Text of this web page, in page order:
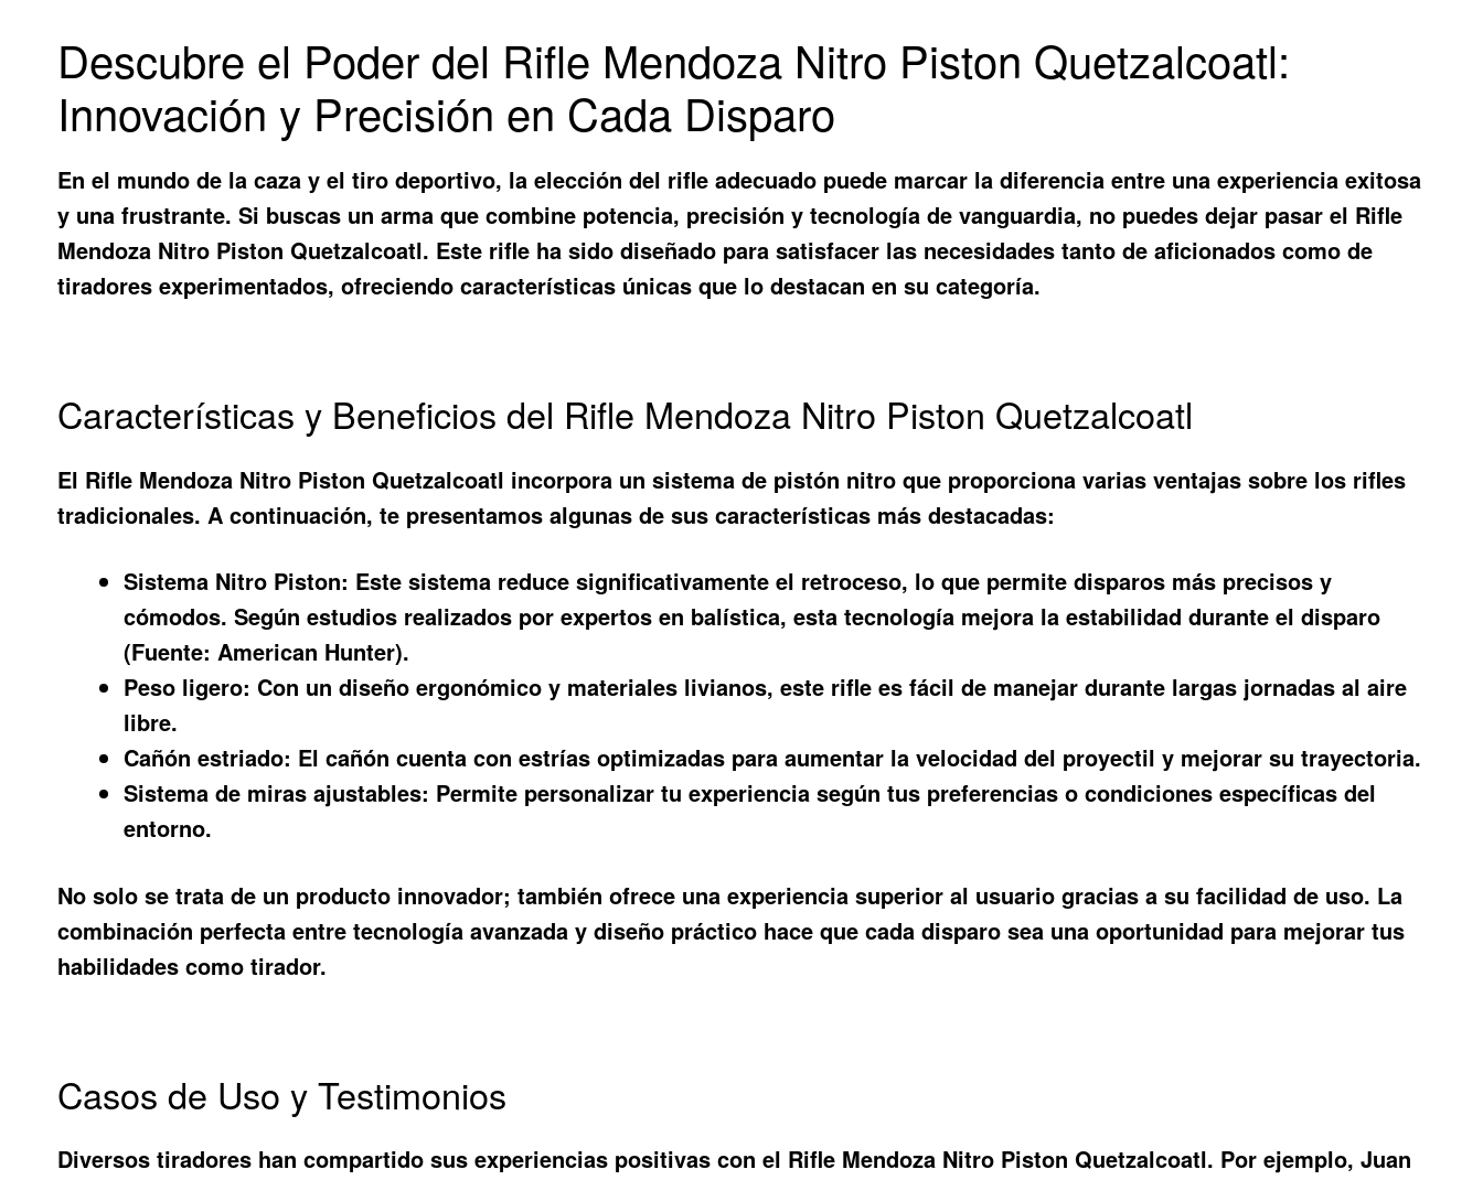
Descubre el Poder del Rifle Mendoza Nitro Piston Quetzalcoatl:
Innovación y Precisión en Cada Disparo
En el mundo de la caza y el tiro deportivo, la elección del rifle adecuado puede marcar la diferencia entre una experiencia exitosa
y una frustrante. Si buscas un arma que combine potencia, precisión y tecnología de vanguardia, no puedes dejar pasar el Rifle
Mendoza Nitro Piston Quetzalcoatl. Este rifle ha sido diseñado para satisfacer las necesidades tanto de aficionados como de
tiradores experimentados, ofreciendo características únicas que lo destacan en su categoría.
Características y Beneficios del Rifle Mendoza Nitro Piston Quetzalcoatl
El Rifle Mendoza Nitro Piston Quetzalcoatl incorpora un sistema de pistón nitro que proporciona varias ventajas sobre los rifles
tradicionales. A continuación, te presentamos algunas de sus características más destacadas:
Sistema Nitro Piston: Este sistema reduce significativamente el retroceso, lo que permite disparos más precisos y
cómodos. Según estudios realizados por expertos en balística, esta tecnología mejora la estabilidad durante el disparo
(Fuente: American Hunter).
Peso ligero: Con un diseño ergonómico y materiales livianos, este rifle es fácil de manejar durante largas jornadas al aire
libre.
Cañón estriado: El cañón cuenta con estrías optimizadas para aumentar la velocidad del proyectil y mejorar su trayectoria.
Sistema de miras ajustables: Permite personalizar tu experiencia según tus preferencias o condiciones específicas del
entorno.
No solo se trata de un producto innovador; también ofrece una experiencia superior al usuario gracias a su facilidad de uso. La
combinación perfecta entre tecnología avanzada y diseño práctico hace que cada disparo sea una oportunidad para mejorar tus
habilidades como tirador.
Casos de Uso y Testimonios
Diversos tiradores han compartido sus experiencias positivas con el Rifle Mendoza Nitro Piston Quetzalcoatl. Por ejemplo, Juan